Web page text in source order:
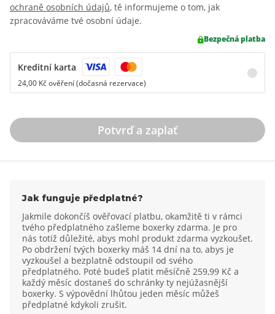
ochraně osobních údajů, tě informujeme o tom, jak
zpracováváme tvé osobní údaje.
Bezpečná platba
Kreditní karta
24,00 Kč ověření (dočasná rezervace)
Potvrď a zaplať
Jak funguje předplatné?
Jakmile dokončíš ověřovací platbu, okamžitě ti v rámci
tvého předplatného zašleme boxerky zdarma. Je pro
nás totiž důležité, abys mohl produkt zdarma vyzkoušet.
Po obdržení tvých boxerky máš 14 dní na to, abys je
vyzkoušel a bezplatně odstoupil od svého
předplatného. Poté budeš platit měsíčně 259,99 Kč a
každý měsíc dostaneš do schránky ty nejúžasnější
boxerky. S výpovědní lhůtou jeden měsíc můžeš
předplatné kdykoli zrušit.